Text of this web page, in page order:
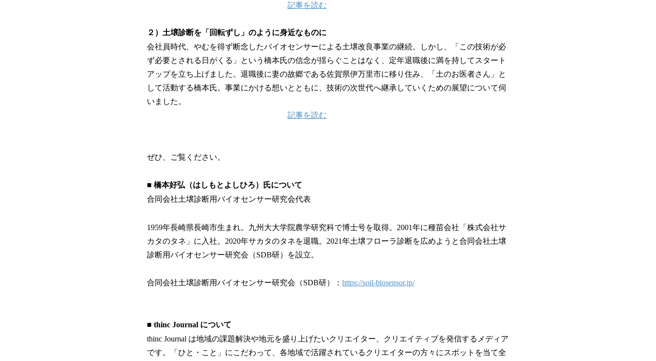
記事を読む
２）土壌診断を「回転ずし」のように身近なものに
会社員時代、やむを得ず断念したバイオセンサーによる土壌改良事業の継続。しかし、「この技術が必
ず必要とされる日がくる」という橋本氏の信念が揺らぐことはなく、定年退職後に満を持してスタート
アップを立ち上げました。退職後に妻の故郷である佐賀県伊万里市に移り住み、「土のお医者さん」と
して活動する橋本氏。事業にかける想いとともに、技術の次世代へ継承していくための展望について伺
いました。
記事を読む
ぜひ、ご覧ください。
■ 橋本好弘（はしもとよしひろ）氏について
合同会社土壌診断用バイオセンサー研究会代表
1959年長崎県長崎市生まれ。九州大大学院農学研究科で博士号を取得。2001年に種苗会社「株式会社サ
カタのタネ」に入社。2020年サカタのタネを退職。2021年土壌フローラ診断を広めようと合同会社土壌
診断用バイオセンサー研究会（SDB研）を設立。
合同会社土壌診断用バイオセンサー研究会（SDB研）： https://soil-biosensor.jp/
■ thinc Journal について
thinc Journal は地域の課題解決や地元を盛り上げたいクリエイター、クリエイティブを発信するメディア
です。「ひと・こと」にこだわって、各地域で活躍されているクリエイターの方々にスポットを当て全